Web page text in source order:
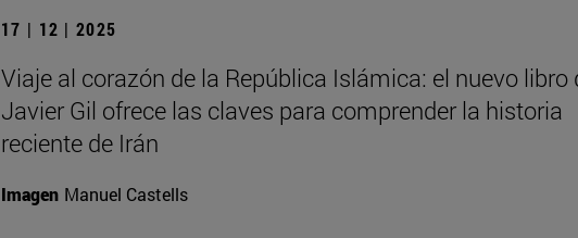
17 | 12 | 2025
Viaje al corazón de la República Islámica: el nuevo libro
Javier Gil ofrece las claves para comprender la historia
reciente de Irán
Imagen Manuel Castells